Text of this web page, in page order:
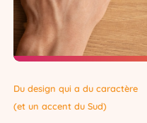
Du design qui a du caractère
(et un accent du Sud)